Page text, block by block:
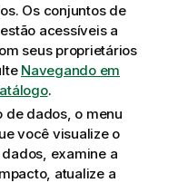
Os conjuntos de
acessíveis a
seus proprietários
Navegando em
.
de dados, o menu
você visualize o
examine a
atualize a